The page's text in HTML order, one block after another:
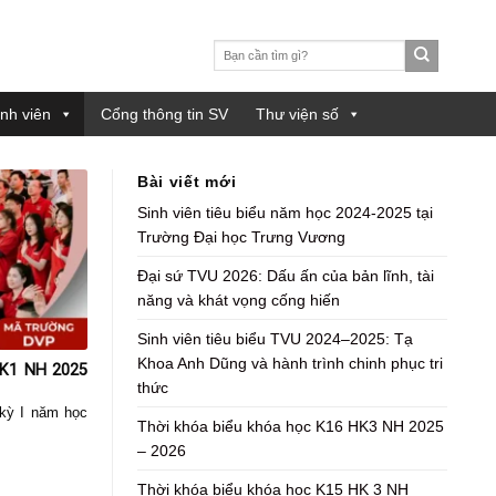
kiếm:
viên Cổng thông tin SV Thư viện số
NH 2025
I năm học
Bài viết mới
Sinh viên tiêu biểu năm học 2024-2025 tại
Trường Đại học Trưng Vương
Đại sứ TVU 2026: Dấu ấn của bản lĩnh, tài
năng và khát vọng cống hiến
Sinh viên tiêu biểu TVU 2024–2025: Tạ
Khoa Anh Dũng và hành trình chinh phục tri
thức
Thời khóa biểu khóa học K16 HK3 NH 2025
– 2026
Thời khóa biểu khóa học K15 HK 3 NH